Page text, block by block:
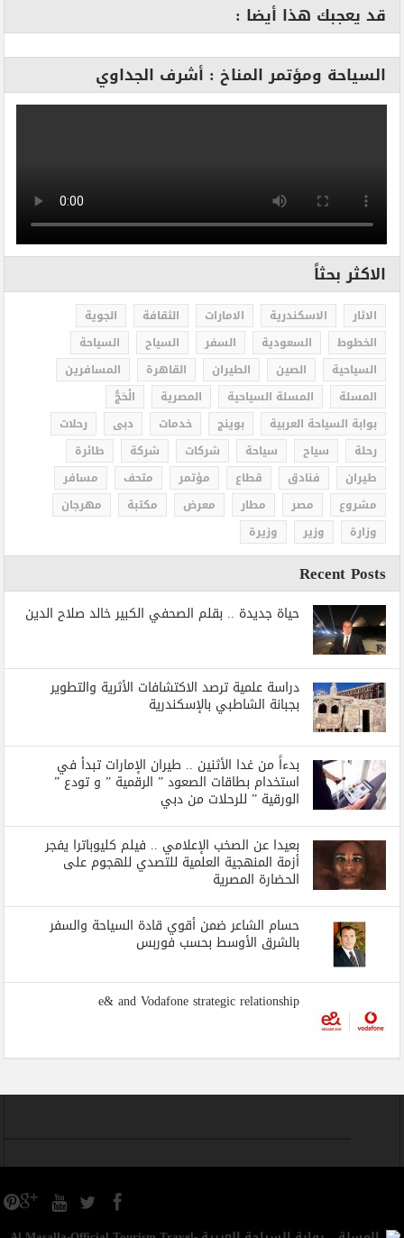
قد يعجبك هذا أيضا :
السياحة ومؤتمر المناخ : أشرف الجداوي
الاكثر بحثاً
الاثار الاسكندرية الامارات الثقافة
الجوية
الخطوط
السعودية السفر السياح
السياحة
السياحية
الصين الطيران القاهرة
المسافرين
المسلة
المسلة السياحية المصرية
الْحَجُّ
بوابة السياحة العربية
بوينج خدمات دبى
رحلات
رحلة
سياح سياحة شركات شركة
طائرة
طيران
فنادق قطاع مؤتمر متحف
مسافر
مشروع
مصر مطار معرض مكتبة
مهرجان
وزارة
وزير وزيرة
Recent Posts
حياة جديدة .. بقلم الصحفي الكبير خالد صلاح الدين
دراسة علمية ترصد الاكتشافات الأثرية والتطوير
بجبانة الشاطبي بالإسكندرية
بدءاً من غدا الأثنين .. طيران الإمارات تبدأ في
استخدام بطاقات الصعود ” الرقمية ” و تودع ”
الورقية ” للرحلات من دبي
بعيدا عن الصخب الإعلامي .. فيلم كليوباترا يفجر
أزمة المنهجية العلمية للتصدي للهجوم على
الحضارة المصرية
حسام الشاعر ضمن أقوي قادة السياحة والسفر
بالشرق الأوسط بحسب فوربس
e& and Vodafone strategic relationship